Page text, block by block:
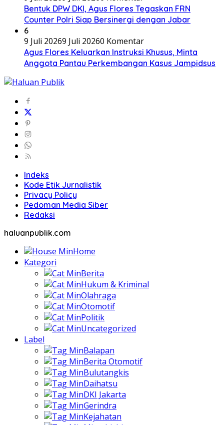
Bentuk DPW DKI, Agus Flores Tegaskan FRN
Counter Polri Siap Bersinergi dengan Jabar
6
9 Juli 20269 Juli 20260 Komentar
Agus Flores Keluarkan Instruksi Khusus, Minta
Anggota Pantau Perkembangan Kasus Jampidsus
Indeks
Kode Etik Jurnalistik
Privacy Policy
Pedoman Media Siber
Redaksi
haluanpublik.com
Home
Kategori
Berita
Hukum & Kriminal
Olahraga
Otomotif
Politik
Uncategorized
Label
Balapan
Berita Otomotif
Bulutangkis
Daihatsu
DKI Jakarta
Gerindra
Kejahatan